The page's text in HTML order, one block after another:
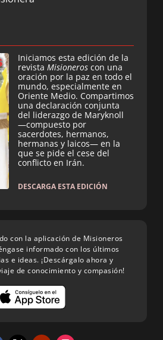
Iniciamos esta edición de la
revista Misioneros con una
oración por la paz en todo el
mundo, especialmente en
Oriente Medio. Compartimos
una declaración conjunta
del liderazgo de Maryknoll
—compuesto por
sacerdotes, hermanos,
hermanas y laicos— en la
que se pide el cese del
conflicto en Irán.
DESCARGA ESTA EDICIÓN
con la aplicación de Misioneros
informado con los últimos
e ideas. ¡Descárgalo ahora y
de conocimiento y compasión!